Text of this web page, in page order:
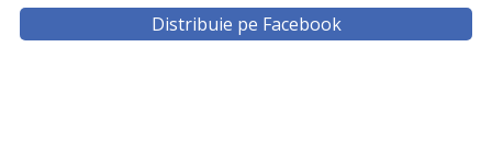
Distribuie pe Facebook